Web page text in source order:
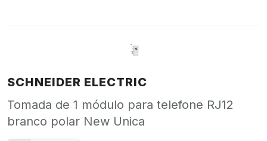
SCHNEIDER ELECTRIC
Tomada de 1 módulo para telefone RJ12
branco polar New Unica